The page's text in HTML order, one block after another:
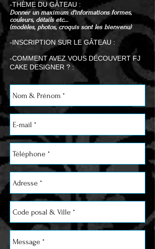
-THÈME DU GÂTEAU :
Donner un maximum d'informations formes,
couleurs, détails etc...
(modèles, photos, croquis sont les bienvenu)
-INSCRIPTION SUR LE GÂTEAU :
-COMMENT AVEZ VOUS DÉCOUVERT FJ
CAKE DESIGNER ? :